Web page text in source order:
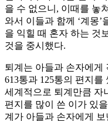
을 수 없으니, 이때를 놓
와서 이들과 함께 ‘계몽’
을 익힐 때 혼자 하는 것
것을 중시했다.
퇴계는 아들과 손자에게
613통과 125통의 편지를
세계적으로 퇴계만큼 자
편지를 많이 쓴 이가 있을
계가 아들과 손자에게 보